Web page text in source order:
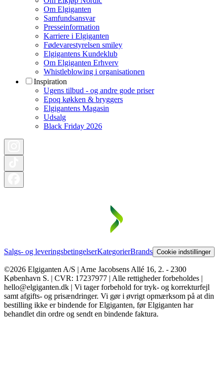
Om Elgiganten
Samfundsansvar
Presseinformation
Karriere i Elgiganten
Fødevarestyrelsen smiley
Elgigantens Kundeklub
Om Elgiganten Erhverv
Whistleblowing i organisationen
Inspiration
Ugens tilbud - og andre gode priser
Epoq køkken & bryggers
Elgigantens Magasin
Udsalg
Black Friday 2026
Salgs- og leveringsbetingelserKategorierBrands Cookie indstillinger
©2026 Elgiganten A/S | Arne Jacobsens Allé 16, 2. - 2300
København S. | CVR: 17237977 | Alle rettigheder forbeholdes |
hello@elgiganten.dk | Vi tager forbehold for tryk- og korrekturfejl
samt afgifts- og prisændringer. Vi gør i øvrigt opmærksom på at din
bestilling ikke er bindende for Elgiganten, før Elgiganten har
behandlet din ordre og sendt en bindende faktura.